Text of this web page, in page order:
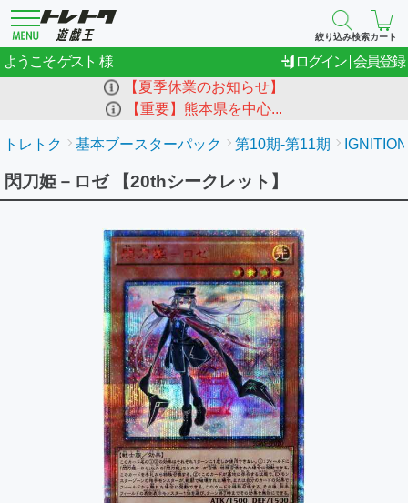
絞り込み検索カート
ようこそゲスト ログイン 会員登録
【夏季休業のお知らせ】
【重要】熊本県を中心...
トレトク 基本ブースターパック 第10期-第11期
閃刀姫－ロゼ 【20thシークレット】